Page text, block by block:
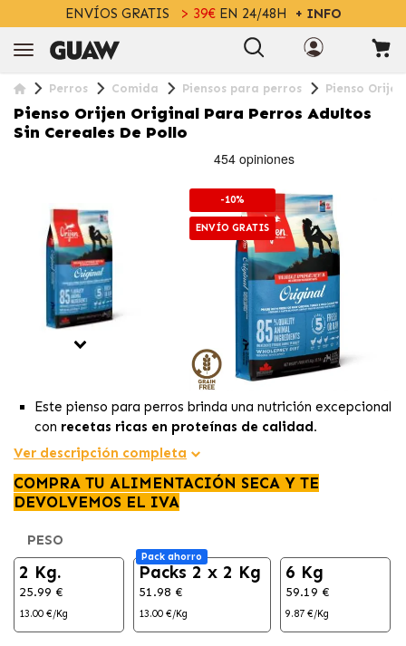
ENVÍOS GRATIS > 39€EN 24/48H + INFO
Perros Comida Piensos para perros Pienso
Pienso Orijen Original Para Perros Adultos
Sin Cereales De Pollo
-10%
ENVÍO GRATIS
Este pienso para perros brinda una nutrición excepcional
con recetas ricas en proteínas de calidad.
Con un85% de ingredientes de origen animal
fuente rica en proteínas, vitaminas y minerales.
Elaborado con auténticos ingredientes de presa entera,
esinsuperable en calidad y sabor para tu perro.
Ver descripción completa
COMPRA TU ALIMENTACIÓN SECA Y TE
DEVOLVEMOS EL IVA
PESO
2 Kg.
25.99 €
13.00 €/Kg
Pack ahorro
Packs 2 x 2 Kg
51.98 €
13.00 €/Kg
6 Kg
59.19 €
9.87 €/Kg